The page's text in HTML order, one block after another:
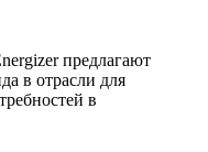
предлагают
в отрасли для
в